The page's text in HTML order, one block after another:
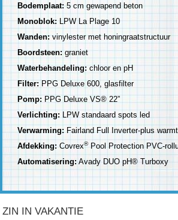
Bodemplaat:5 cm gewapend beton
Monoblok: LPW La Plage 10
Wanden:vinylester met honingraatstructuur
Boordsteen:graniet
Waterbehandeling:chloor en pH
Filter: PPG Deluxe 600, glasfilter
Pomp: PPG Deluxe VS® 22”
Verlichting:
LPW standaard spots led
Verwarming:Fairland Full Inverter-plus
Afdekking:Covrex®Pool Protection PVC-
Automatisering: Avady DUO pH® Turboxy
ZIN IN VAKANTIE